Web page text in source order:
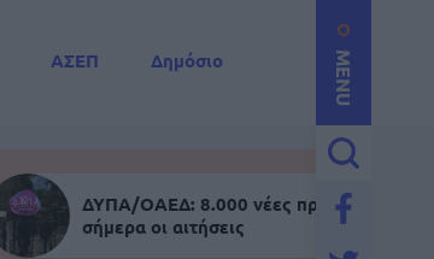
MENU
ΑΣΕΠ
Δημόσιο
ΔΥΠΑ/ΟΑΕΔ: 8.000 νέες προσλήψεις -
σήμερα οι αιτήσεις